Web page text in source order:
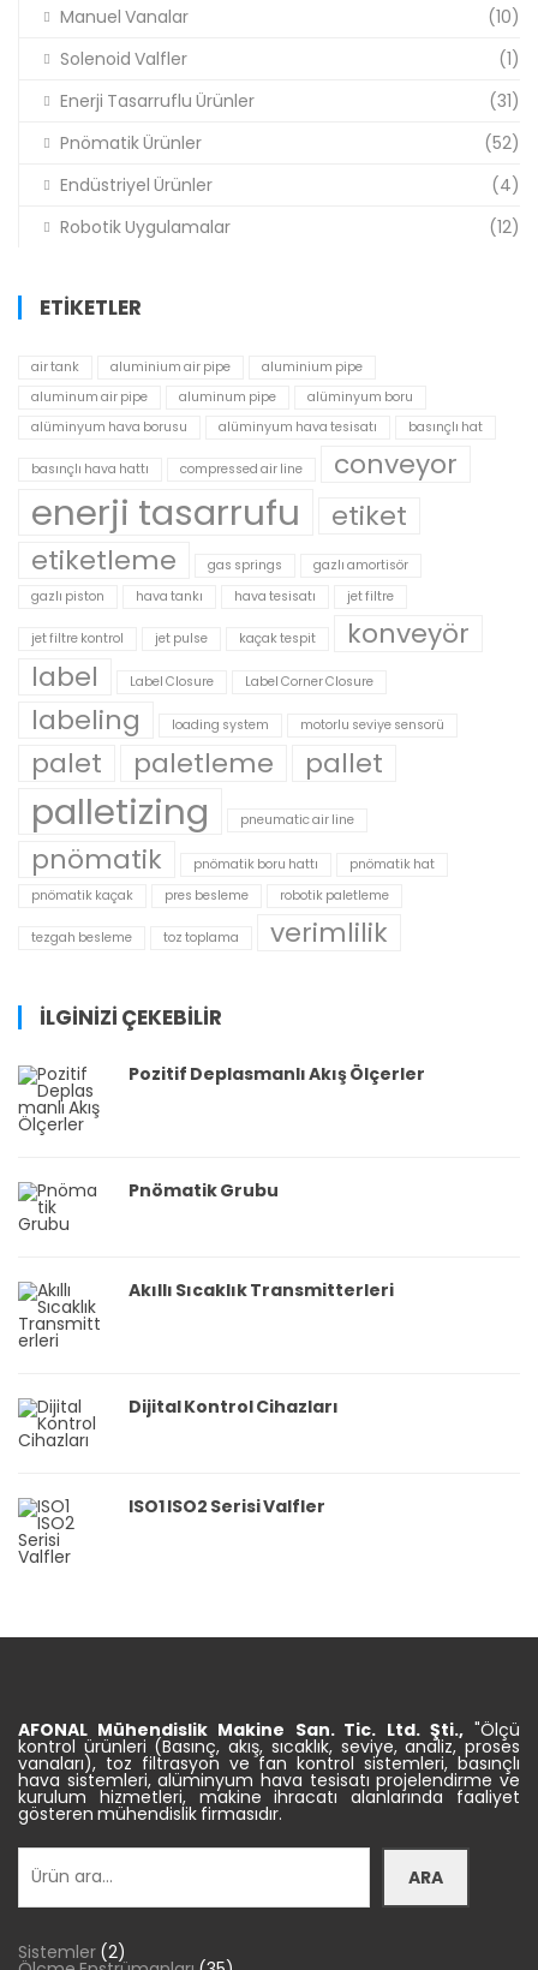
Manuel Vanalar
(10)
Solenoid Valfler
(1)
Enerji Tasarruflu Ürünler
(31)
Pnömatik Ürünler
(52)
Endüstriyel Ürünler
(4)
Robotik Uygulamalar
(12)
ETIKETLER
air tank aluminium air pipe
aluminium pipe
aluminum air pipe
aluminum pipe
alüminyum boru
alüminyum hava borusu
alüminyum hava tesisatı basınçlı hat
basınçlı hava hattı compressed air line conveyor
enerji tasarrufu
etiket
etiketleme
gas springs
gazlı amortisör
gazlı piston
hava tankı hava tesisatı jet filtre
jet filtre kontrol jet pulse kaçak tespit
konveyör
label
Label Closure Label Corner Closure
labeling loading system motorlu seviye sensorü
palet paletleme pallet
palletizing pneumatic air line
pnömatik pnömatik boru hattı
pnömatik hat
pnömatik kaçak
pres besleme robotik paletleme
tezgah besleme toz toplama verimlilik
İLGİNİZİ ÇEKEBİLİR
Pozitif Deplasmanlı Akış Ölçerler
Pnömatik Grubu
Akıllı Sıcaklık Transmitterleri
Dijital Kontrol Cihazları
ISO1 ISO2 Serisi Valfler
AFONAL Mühendislik Makine San. Tic. Ltd. Şti., "Ölçü
kontrol ürünleri (Basınç, akış, sıcaklık, seviye, analiz, proses
vanaları), toz filtrasyon ve fan kontrol sistemleri, basınçlı
hava sistemleri, alüminyum hava tesisatı projelendirme ve
kurulum hizmetleri, makine ihracatı alanlarında faaliyet
gösteren mühendislik firmasıdır.
Ara
ARA
Sistemler 22